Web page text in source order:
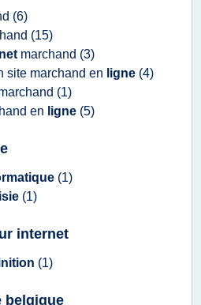
(6)
(15)
marchand (3)
site marchand en ligne (4)
(1)
en ligne (5)
(1)
(1)
internet
(1)
belgique